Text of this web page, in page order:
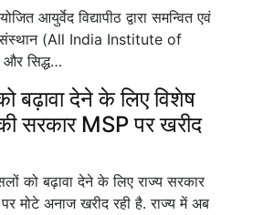
आयुर्वेद विद्यापीठ द्वारा समन्वित एवं
संस्थान (All India Institute of
सिद्ध…
बढ़ावा देने के लिए विशेष
सरकार MSP पर खरीद
को बढ़ावा देने के लिए राज्य सरकार
मोटे अनाज खरीद रही है. राज्य में अब